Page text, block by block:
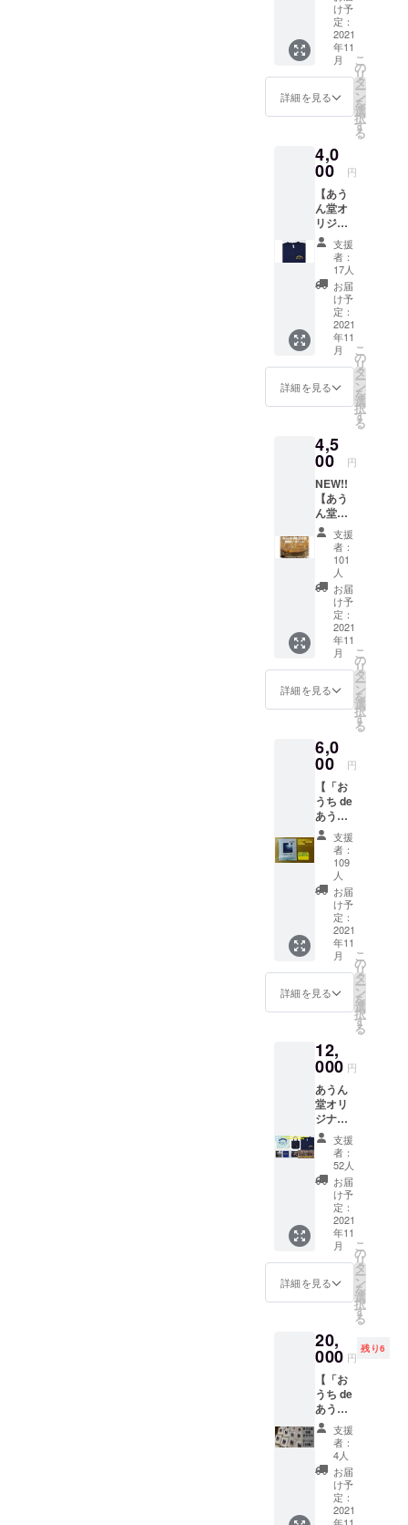
トレ
ターで
の発送
を想定
してお
りま
す。 ※
(18g x 3
個 入り
パック
を300
パック)
となり
ます。
ちろ
ん、お
気持ち
で構い
ませ
ん。 ご
支援い
ただき
ざいま
す！
ん。
クト終
了後
ホール
から御
礼の
をお送
りいた
イズ：
W310×
H270×
D160m
m (お
およそ
の寸法
となり
ます）
トート
バック
色：本
体＝生
成色
ル素材
カ
ち手＝
白 ロゴ
色：黒
（レー
ザー刻
印） 素
材：本
体＝植
物繊維
（ジュ
ート）
100％，
持ち
手＝綿
100％ ※
支援金
額は、
申し込
み時に
せ支
援」が
可能で
す。 も
ちろ
ん、お
気持ち
で構い
ませ
ん。 ※
支援数
確定後
のオー
ダー生
産とな
ります
ので、
制限数
はござ
定形外
郵便で
の発送
を予定
してお
りま
す。 ※
原料に
よって
色のば
らつき
があり
ますの
でご了
承くだ
さい。
※型崩れ
で、洗
濯はお
ださ
い。 ※
保管状
況、ご
使用状
況によ
り、強
度劣
化、べ
たつ
お名前
で掲載
させて
いただ
きま
す。 ※
公序良
署名人
などの
名前、
企業名
等の使
用はご
遠慮願
いま
す。 ※
名前が
長すぎ
る場合
は調整
させて
いただ
がござ
いま
覧は順
不同で
す。 ※
支援金
額は、
申し込
み時に
「上乗
せ支
援」が
可能で
す。 も
ちろ
ん、お
気持ち
で構い
ん。 ご
支援い
ありが
とうご
ざいま
す！
H340×
D130m
m (お
およそ
の寸法
となり
ます）
ロゴ
色：オ
素材：
綿100％
※支援金
額は、
申し込
み時に
「上乗
せ支
援」が
可能で
す。 も
ちろ
ん、お
気持ち
パッ
ク）】
あうん
堂オリ
ジナル
ブレン
ドコー
ヒー3種
豆
（100g
）セッ
トにな
りま
す。あ
うん堂
そのま
まの味
が、お
うちで
楽しめ
ます。
プロ
ジェク
ト終了
後ホー
をお送
りいた
す。 ※
製造
者：珈
琲文庫
（函館
市） ※
募集終
了後の
製造に
なりま
すので
制限数
はあり
ん。 ※
常温保
期間約3
か月：
商品ラ
ベルに
消費期
限表示
あり）
※豆を挽
くため
のコー
ヒーミ
ル等が
必要で
す。 ※
レター
パック
での発
送を予
おりま
す。
【内
容】 ■
あうん
堂ブレ
ンド
100g x1
個 ※あ
うん堂
の定番
ガテマ
ラ ガ
テマ
ラ
ベース
コロ
ンビア
ブラ
マイル
ドブレ
ンド
100g x1
個 ※モ
カベー
スの呑
みやす
さ モ
カ
ベース
コロ
ンビア
け予
定：
2021
年11
月
詳細を見る
こ
の
リ
タ
ー
ン
を
選
択
す
る
4,0
00 円
【あう
ん堂オ
リジナ
ルＴ
シャ
ツ】
NEWロ
ゴ 吸
汗速
乾、UV
カッ
ト、伸
縮性 左
胸にあ
うん堂
トした
スマー
トシル
エット
のオリ
ジナル
Tシャツ
です。
Tシャ
ツ色/
紺 、
ロゴ色/
オレン
ジ ※サ
イズは
S. M. L
の3種 ※
ビニー
め、商
品にシ
ワ等が
あるこ
とにつ
いてあ
らかじ
めご了
承願い
ます。
※メー
カーの
生地在
庫状況
やモデ
によ
り、若
が変更
となる
可能性
がござ
います
ので、
あらか
じめご
了承願
いま
す。 ※
プロ
ジェク
ト終了
後ホー
感謝の
メール
りいた
しま
す。 サ
イ
ズ S
M L 滑
らか伸
縮性素
材 身丈
65 68
71 ポリ
エステ
ル100%
身巾 45
支援
者：
17人
お届
け予
定：
2021
年11
月
詳細を見る
こ
の
リ
タ
ー
ン
を
選
択
す
る
4,5
00 円
NEW!!
【あう
ん堂珈
琲チー
ズケー
キ(8
個)】
※9/16追
加 あう
ん堂の
隠れ名
物、店
内オー
ブンレ
ンジで
琲風味
のチー
キ。こ
の、店
内でし
か食べ
られな
かった
珈琲
チーズ
ケーキ
を、函
館の老
舗菓子
補「ひ
ら」の
吉田食
ラボに
より試
作を行
い商品
化しま
した。
これか
らは皆
様のご
自宅で
も、お
うち時
間や配
信ライ
てお楽
しみい
になり
ます。
珈琲を
タップ
リ加え
てお
り、ま
ずは珈
琲風味
がガツ
ンと来
ます。
そして
支援
者：
101
人
お届
け予
定：
2021
年11
月
詳細を見る
こ
の
リ
タ
ー
ン
を
選
択
す
る
6,0
00 円
【「お
うち de
あうん
堂」ド
リップ
珈琲3種
飲み比
べセッ
ト（30
個）】
あうん
堂店頭
でお出
しして
いるオ
コー
ヒー3種
リップ
バッグ
になり
まし
た。あ
うん堂
そのま
まの味
が、お
うちで
お湯を
注ぐだ
けで手
軽に楽
クト終
了後
ホール
から御
礼の
メール
をお送
りいた
しま
す。 ※
製造
者：珈
琲文庫
支援
者：
109
人
お届
け予
定：
2021
年11
月
詳細を見る
こ
の
リ
タ
ー
ン
を
選
択
す
る
12,
000 円
あうん
堂オリ
ジナル
グッズ
コンプ
リート
セッ
ト ※※※
あうん
堂ECサ
イトへ
のお名
前掲載
付き※※※
※本リ
下↓の5
点セッ
トにな
ります
【あう
ん堂オ
リジナ
ルＴ
シャ
ツ】
【あう
ん堂オ
リジナ
支援
者：
52人
お届
け予
定：
2021
年11
月
詳細を見る
こ
の
リ
タ
ー
ン
を
選
択
す
る
20,
000 円
残り6
【「お
うち de
あうん
堂」ド
リップ
珈琲あ
うん堂
ブレン
ド（100
個）】
支援
者：
4人
お届
け予
定：
2021